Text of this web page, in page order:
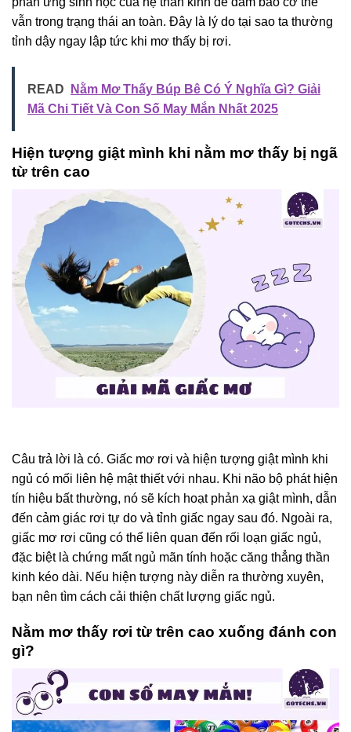
vẫn trong trạng thái an toàn. Đây là lý do tại sao ta thường
tỉnh dậy ngay lập tức khi mơ thấy bị rơi.
READ
Nằm Mơ Thấy Búp Bê Có Ý Nghĩa Gì? Giải
Mã Chi Tiết Và Con Số May Mắn Nhất 2025
Hiện tượng giật mình khi nằm mơ thấy bị ngã
từ trên cao
Câu trả lời là có. Giấc mơ rơi và hiện tượng giật mình khi
ngủ có mối liên hệ mật thiết với nhau. Khi não bộ phát hiện
tín hiệu bất thường, nó sẽ kích hoạt phản xạ giật mình, dẫn
đến cảm giác rơi tự do và tỉnh giấc ngay sau đó. Ngoài ra,
giấc mơ rơi cũng có thể liên quan đến rối loạn giấc ngủ,
đặc biệt là chứng mất ngủ mãn tính hoặc căng thẳng thần
kinh kéo dài. Nếu hiện tượng này diễn ra thường xuyên,
bạn nên tìm cách cải thiện chất lượng giấc ngủ.
Nằm mơ thấy rơi từ trên cao xuống đánh con
gì?